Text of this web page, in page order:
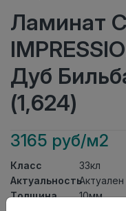
Ламинат
Дуб
(1,624)
3165 руб/м2
Класс
33кл
АктуальностьАктуален
Толщина
10мм